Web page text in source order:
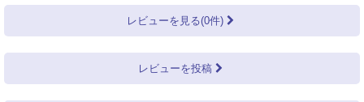
レビューを見る(0件)
レビューを投稿